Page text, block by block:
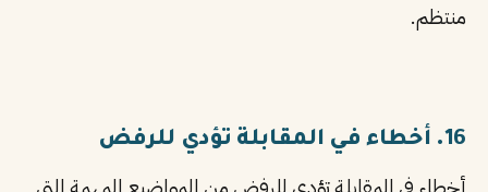
منتظم.
16. أخطاء في المقابلة تؤدي للرفض